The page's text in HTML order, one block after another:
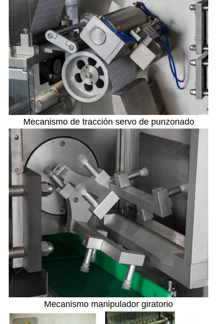
Mecanismo de tracción servo de punzonado
Mecanismo manipulador giratorio